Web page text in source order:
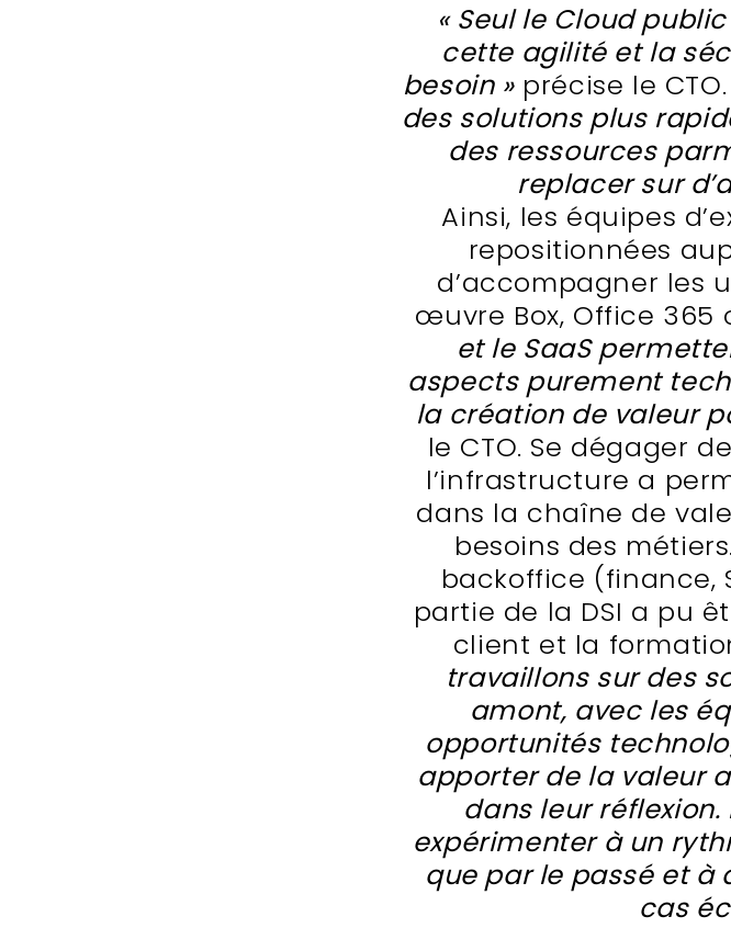
« Seul le Cloud
cette agilité et la
besoin »précise le CTO.
des solutions plus
des ressources
replacer sur
Ainsi, les équipes
repositionnées
d’accompagner les
œuvre Box, Office 365
et le SaaS
aspects purement
la création de valeur
le CTO. Se dégager
l’infrastructure a
dans la chaîne de
besoins des
backoffice (finance,
partie de la DSI a pu
client et la
travaillons sur des
amont, avec les
opportunités
apporter de la valeur
dans leur
expérimenter à un
que par le passé et à
cas